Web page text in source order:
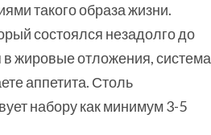
такого образа жизни.
состоялся незадолго до
в жировые отложения, система
аппетита. Столь
набору как минимум 3-5